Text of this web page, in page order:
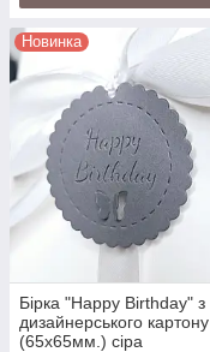
Новинка
Бірка "Happy Birthday" з
дизайнерського картону
(65х65мм.) сіра